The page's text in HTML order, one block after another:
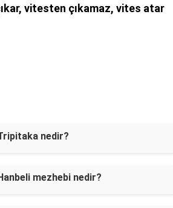
vitesten çıkamaz, vites atar
nedir?
mezhebi nedir?